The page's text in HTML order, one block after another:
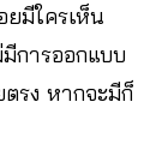
มีใครเห็น
การออกแบบ
รง หากจะมีก็